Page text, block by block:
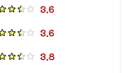
3.6
3.6
3.8